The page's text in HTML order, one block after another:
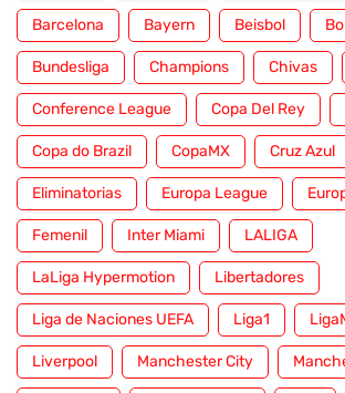
Barcelona Bayern Beisbol
Bundesliga Champions Chivas
Conference League Copa Del Rey
Copa do Brazil CopaMX Cruz Azul
Eliminatorias Europa League
Femenil Inter Miami LALIGA
LaLiga Hypermotion Libertadores
Liga de Naciones UEFA Liga1
Liverpool Manchester City